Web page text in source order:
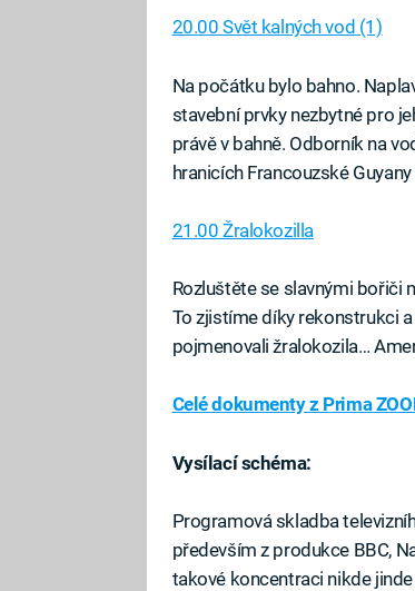
20.00 Svět kalných vod (1)
Na počátku bylo bahno.
stavební prvky nezbytné pro
právě v bahně. Odborník na
hranicích Francouzské
21.00 Žralokozilla
Rozluštěte se slavnými bořiči
To zjistíme díky rekonstrukci
pojmenovali žralokozila…
Celé dokumenty z Prima
Vysílací schéma:
Programová skladba
především z produkce BBC,
takové koncentraci nikde